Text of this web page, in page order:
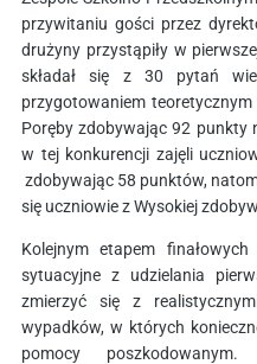
przywitaniu gości przez
drużyny przystąpiły w
składał się z 30 pytań
przygotowaniem
Poręby zdobywając 92 punkty
w tej konkurencji zajęli
zdobywając 58 punktów,
się uczniowie z Wysokiej
Kolejnym etapem
sytuacyjne z udzielania
zmierzyć się z
wypadków, w których
pomocy